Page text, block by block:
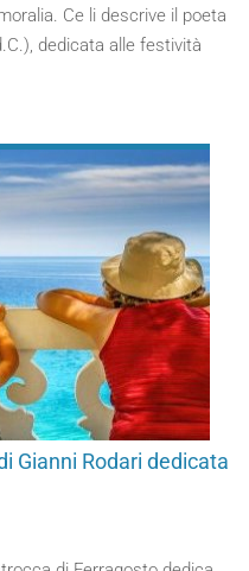
Ce li descrive il poeta
dedicata alle festività
Gianni Rodari dedicata